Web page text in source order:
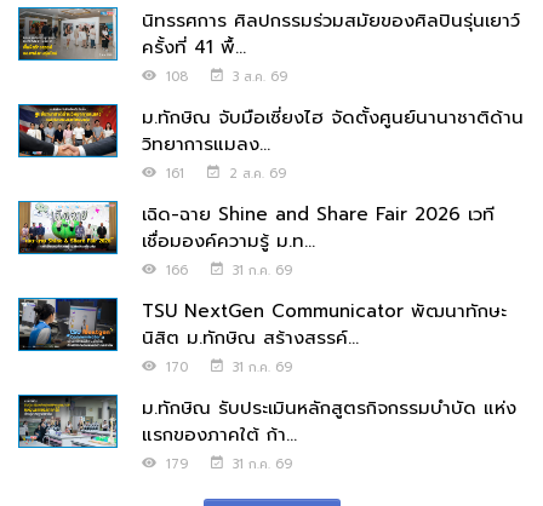
นิทรรศการ ศิลปกรรมร่วมสมัยของศิลปินรุ่นเยาว์
ครั้งที่ 41 พื้...
108 3 ส.ค. 69
ม.ทักษิณ จับมือเซี่ยงไฮ จัดตั้งศูนย์นานาชาติด้าน
วิทยาการแมลง...
161 2 ส.ค. 69
เฉิด-ฉาย Shine and Share Fair 2026 เวที
เชื่อมองค์ความรู้ ม.ท...
166 31 ก.ค. 69
TSU NextGen Communicator พัฒนาทักษะ
นิสิต ม.ทักษิณ สร้างสรรค์...
170 31 ก.ค. 69
ม.ทักษิณ รับประเมินหลักสูตรกิจกรรมบำบัด แห่ง
แรกของภาคใต้ ก้า...
179 31 ก.ค. 69